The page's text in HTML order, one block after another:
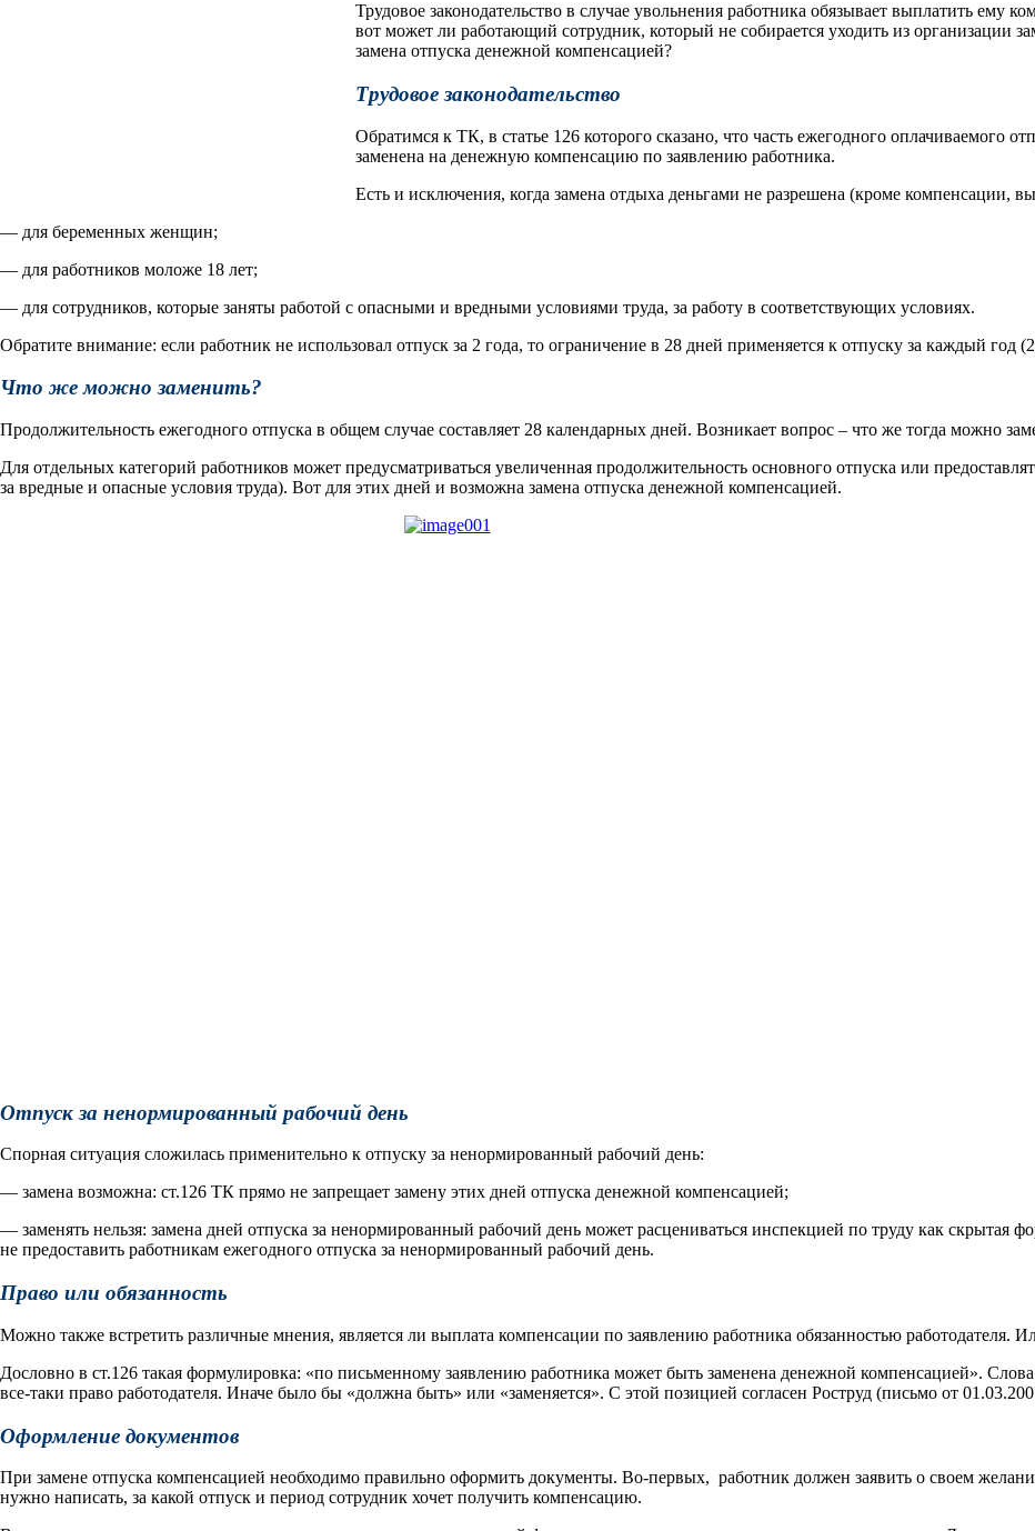
Трудовое законодательство в случае увольнения работника обязывает выплатить ему
вот может ли работающий сотрудник, который не собирается уходить из организации
замена отпуска денежной компенсацией?
Трудовое законодательство
Обратимся к ТК, в статье 126 которого сказано, что часть ежегодного оплачиваемого
заменена на денежную компенсацию по заявлению работника.
Есть и исключения, когда замена отдыха деньгами не разрешена (кроме компенсации,
— для беременных женщин;
— для работников моложе 18 лет;
— для сотрудников, которые заняты работой с опасными и вредными условиями труда, за работу в соответствующих условиях.
Обратите внимание: если работник не использовал отпуск за 2 года, то ограничение в 28 дней применяется к отпуску за каждый год
Что же можно заменить?
Продолжительность ежегодного отпуска в общем случае составляет 28 календарных дней. Возникает вопрос – что же тогда можно
Для отдельных категорий работников может предусматриваться увеличенная продолжительность основного отпуска или
за вредные и опасные условия труда). Вот для этих дней и возможна замена отпуска денежной компенсацией.
Отпуск за ненормированный рабочий день
Спорная ситуация сложилась применительно к отпуску за ненормированный рабочий день:
— замена возможна: ст.126 ТК прямо не запрещает замену этих дней отпуска денежной компенсацией;
— заменять нельзя: замена дней отпуска за ненормированный рабочий день может расцениваться инспекцией по труду как скрытая
не предоставить работникам ежегодного отпуска за ненормированный рабочий день.
Право или обязанность
Можно также встретить различные мнения, является ли выплата компенсации по заявлению работника обязанностью работодателя.
Дословно в ст.126 такая формулировка: «по письменному заявлению работника может быть заменена денежной компенсацией».
все-таки право работодателя. Иначе было бы «должна быть» или «заменяется». С этой позицией согласен Роструд (письмо от
Оформление документов
При замене отпуска компенсацией необходимо правильно оформить документы. Во-первых, работник должен заявить о своем
нужно написать, за какой отпуск и период сотрудник хочет получить компенсацию.